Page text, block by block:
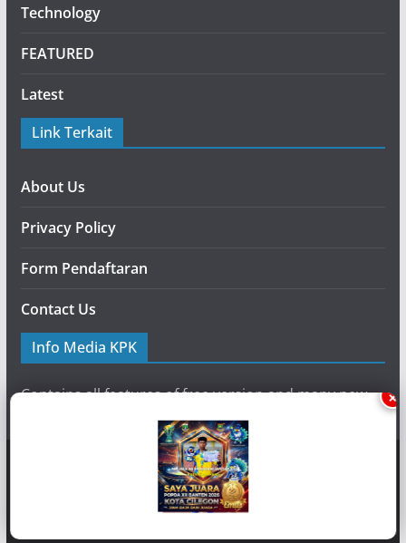
Technology
FEATURED
Latest
Link Terkait
About Us
Privacy Policy
Form Pendaftaran
Contact Us
Info Media KPK
Contains all features of free version and many new
Media-KPK}. Powered by {Media KPK}
Koran Pemantau Korupsi}.
×